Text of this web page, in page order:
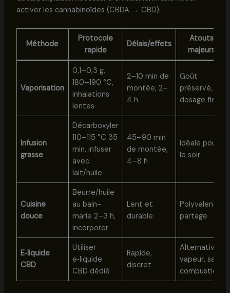
activer les cannabinoïdes (CBDA → CBD).
Méthode
Protocole
rapide
Délais/effets
Atouts
majeurs
Vaporisation
0,1–0,3 g,
180–190 °C,
inhalations
lentes
2–10 min de
montée, 2–
4 h
Goût
préservé,
dosage fin
Infusion
grasse
Décarboxyler
110–115 °C 35
min, infuser
avec
lait/huile
45–90 min
de montée,
4–8 h
Idéale pour
le soir
Cuisine
douce
Beurre/huile
au bain-
marie 2–3 h,
incorporer
Lent et
durable
Polyvalence,
partage
E‑liquide
CBD
Utiliser
e‑liquide
CBD dédié
Rapide,
discret
Alternative
vapeur, sans
combustion